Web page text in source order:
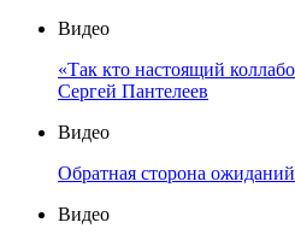
Видео
«Так кто настоящий
Сергей Пантелеев
Видео
Обратная сторона
Видео